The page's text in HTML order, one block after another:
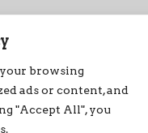
browsing
ads or content, and
"Accept All", you